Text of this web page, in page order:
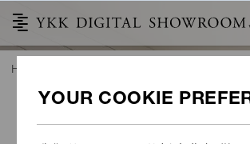
EZ-CLIP®
HOME